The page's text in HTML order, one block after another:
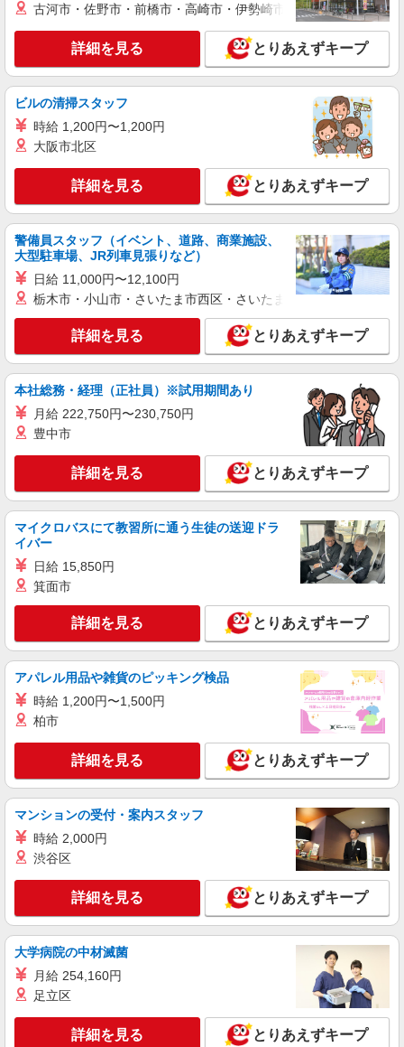
古河市・佐野市・前橋市・高崎市・伊勢崎市・太田市・館林市
詳細を見る とりあえずキープ
ビルの清掃スタッフ
時給 1,200円〜1,200円
大阪市北区
詳細を見る とりあえずキープ
警備員スタッフ（イベント、道路、商業施設、
大型駐車場、JR列車見張りなど）
日給 11,000円〜12,100円
栃木市・小山市・さいたま市西区・さいたま市岩槻区・久喜市・
詳細を見る とりあえずキープ
本社総務・経理（正社員）※試用期間あり
月給 222,750円〜230,750円
豊中市
詳細を見る とりあえずキープ
マイクロバスにて教習所に通う生徒の送迎ドラ
イバー
日給 15,850円
箕面市
詳細を見る とりあえずキープ
アパレル用品や雑貨のピッキング検品
時給 1,200円〜1,500円
柏市
詳細を見る とりあえずキープ
マンションの受付・案内スタッフ
時給 2,000円
渋谷区
詳細を見る とりあえずキープ
大学病院の中材滅菌
月給 254,160円
足立区
詳細を見る とりあえずキープ